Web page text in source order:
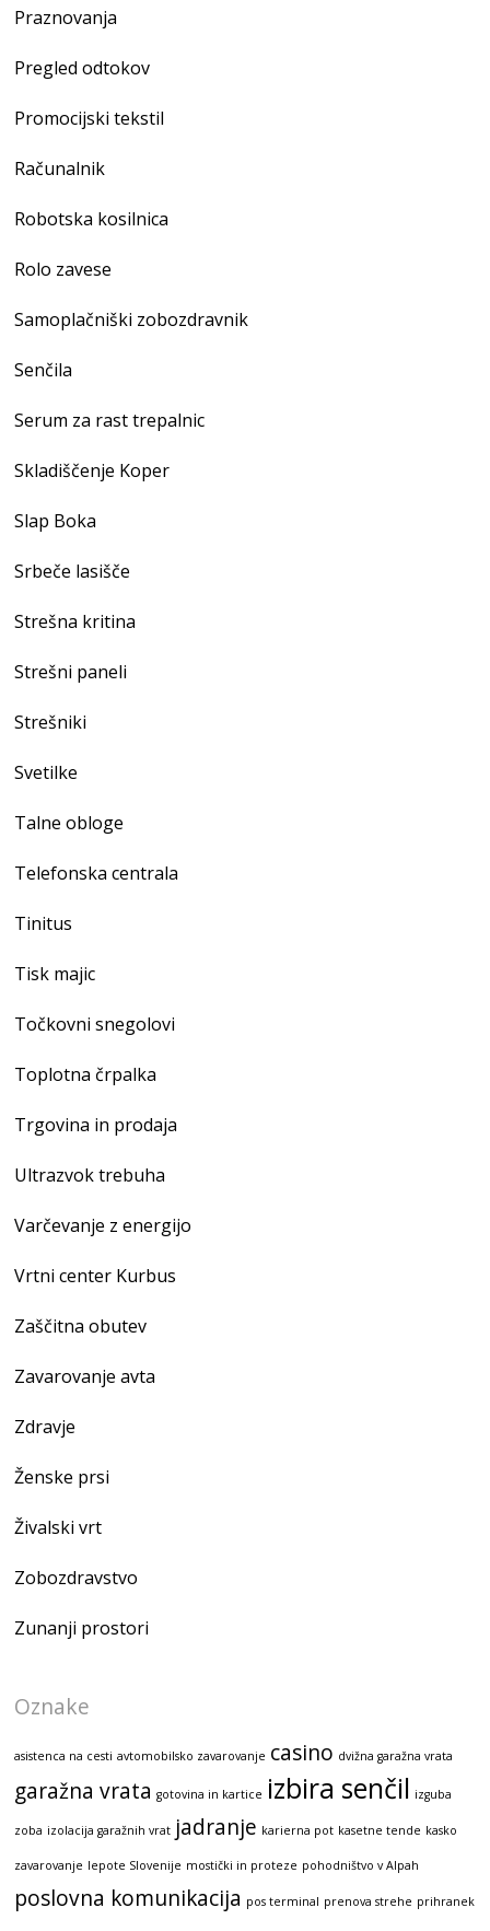
Praznovanja
Pregled odtokov
Promocijski tekstil
Računalnik
Robotska kosilnica
Rolo zavese
Samoplačniški zobozdravnik
Senčila
Serum za rast trepalnic
Skladiščenje Koper
Slap Boka
Srbeče lasišče
Strešna kritina
Strešni paneli
Strešniki
Svetilke
Talne obloge
Telefonska centrala
Tinitus
Tisk majic
Točkovni snegolovi
Toplotna črpalka
Trgovina in prodaja
Ultrazvok trebuha
Varčevanje z energijo
Vrtni center Kurbus
Zaščitna obutev
Zavarovanje avta
Zdravje
Ženske prsi
Živalski vrt
Zobozdravstvo
Zunanji prostori
Oznake
asistenca na cesti avtomobilsko zavarovanje casino dvižna garažna vrata
garažna vrata gotovina in kartice izbira senčil izguba
zoba izolacija garažnih vrat jadranje karierna pot kasetne tende kasko
zavarovanje lepote Slovenije mostički in proteze pohodništvo v Alpah
poslovna komunikacija pos terminal prenova strehe prihranek